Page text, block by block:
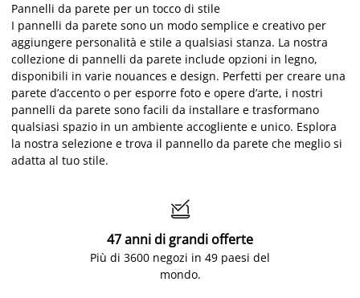
Pannelli da parete per un tocco di stile
I pannelli da parete sono un modo semplice e creativo per
aggiungere personalità e stile a qualsiasi stanza. La nostra
collezione di pannelli da parete include opzioni in legno,
disponibili in varie nouances e design. Perfetti per creare una
parete d’accento o per esporre foto e opere d’arte, i nostri
pannelli da parete sono facili da installare e trasformano
qualsiasi spazio in un ambiente accogliente e unico. Esplora
la nostra selezione e trova il pannello da parete che meglio si
adatta al tuo stile.

47 anni di grandi offerte
Più di 3600 negozi in 49 paesi del
mondo.